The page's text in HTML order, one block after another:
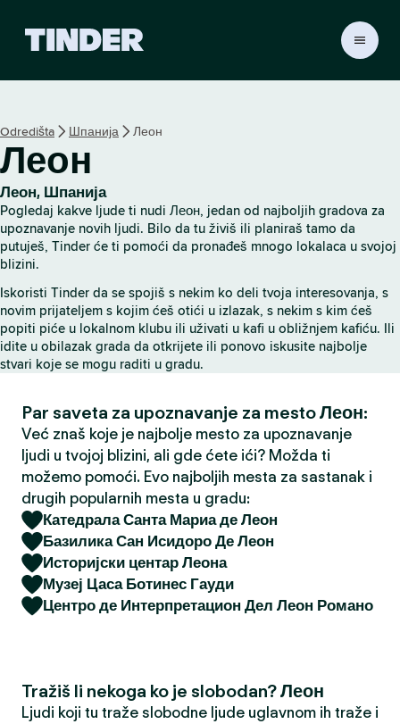
r
e
t
n
t
r
a
n
a
Odredišta Шпанија Леон
Леон
Леон, Шпанија
Pogledaj kakve ljude ti nudi Леон, jedan od najboljih gradova za
upoznavanje novih ljudi. Bilo da tu živiš ili planiraš tamo da
putuješ, Tinder će ti pomoći da pronađeš mnogo lokalaca u svojoj
blizini.
Iskoristi Tinder da se spojiš s nekim ko deli tvoja interesovanja, s
novim prijateljem s kojim ćeš otići u izlazak, s nekim s kim ćeš
popiti piće u lokalnom klubu ili uživati u kafi u obližnjem kafiću. Ili
idite u obilazak grada da otkrijete ili ponovo iskusite najbolje
stvari koje se mogu raditi u gradu.
Par saveta za upoznavanje za mesto Леон:
Već znaš koje je najbolje mesto za upoznavanje
ljudi u tvojoj blizini, ali gde ćete ići? Možda ti
možemo pomoći. Evo najboljih mesta za sastanak i
drugih popularnih mesta u gradu:
Катедрала Санта Мариа де Леон
Базилика Сан Исидоро Де Леон
Историјски центар Леона
Музеј Цаса Ботинес Гауди
Центро де Интерпретацион Дел Леон Романо
Tražiš li nekoga ko je slobodan? Леон
Ljudi koji tu traže slobodne ljude uglavnom ih traže i